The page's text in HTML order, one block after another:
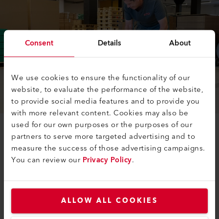
Consent Details About
We use cookies to ensure the functionality of our
website, to evaluate the performance of the website,
to provide social media features and to provide you
with more relevant content. Cookies may also be
used for our own purposes or the purposes of our
partners to serve more targeted advertising and to
measure the success of those advertising campaigns.
You can review ourPrivacy Policy.
ALLOW ALL COOKIES
Questa sottile pellicola per il confezionamento può
essere acquistata a basso costo ed è facilmente
riciclabile. L’uso della pellicola termoretraibile
merci senza richiedere l’apertura della confezione.
Inoltre, le merci risultano meglio protette dagli agenti
atmosferici, dalla sporcizia e dal danneggiamento. I